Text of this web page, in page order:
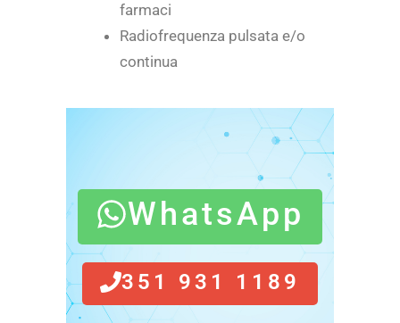
farmaci
Radiofrequenza pulsata e/o
continua
WhatsApp
351 931 1189